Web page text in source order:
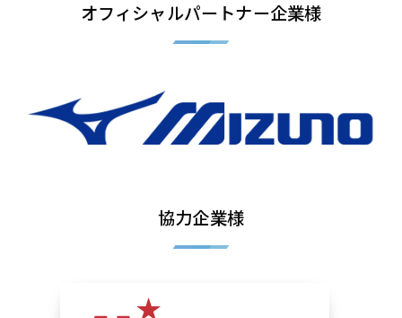
オフィシャルパートナー企業様
協力企業様